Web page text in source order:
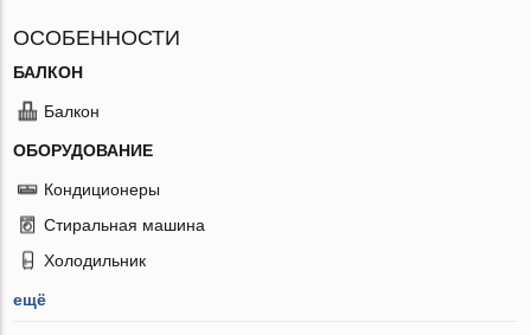
ОСОБЕННОСТИ
БАЛКОН
Балкон
ОБОРУДОВАНИЕ
Кондиционеры
Стиральная машина
Холодильник
ещё